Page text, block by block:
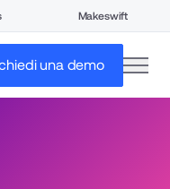
Makeswift
una demo